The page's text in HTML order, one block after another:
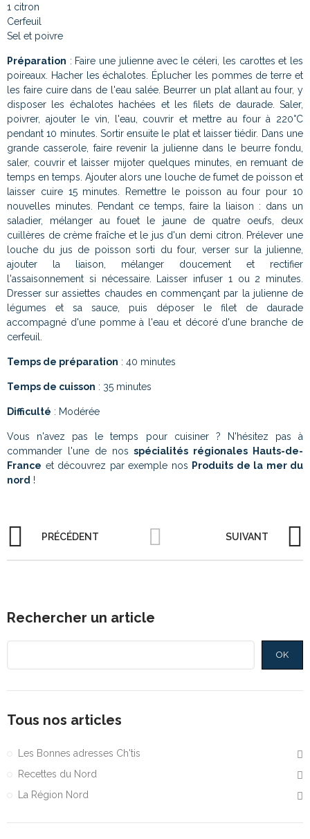
1 citron
Cerfeuil
Sel et poivre
Préparation : Faire une julienne avec le céleri, les carottes et les
poireaux. Hacher les échalotes. Éplucher les pommes de terre et
les faire cuire dans de l'eau salée. Beurrer un plat allant au four, y
disposer les échalotes hachées et les filets de daurade. Saler,
poivrer, ajouter le vin, l'eau, couvrir et mettre au four à 220°C
pendant 10 minutes. Sortir ensuite le plat et laisser tiédir. Dans une
grande casserole, faire revenir la julienne dans le beurre fondu,
saler, couvrir et laisser mijoter quelques minutes, en remuant de
temps en temps. Ajouter alors une louche de fumet de poisson et
laisser cuire 15 minutes. Remettre le poisson au four pour 10
nouvelles minutes. Pendant ce temps, faire la liaison : dans un
saladier, mélanger au fouet le jaune de quatre oeufs, deux
cuillères de crème fraîche et le jus d'un demi citron. Prélever une
louche du jus de poisson sorti du four, verser sur la julienne,
ajouter la liaison, mélanger doucement et rectifier
l'assaisonnement si nécessaire. Laisser infuser 1 ou 2 minutes.
Dresser sur assiettes chaudes en commençant par la julienne de
légumes et sa sauce, puis déposer le filet de daurade
accompagné d'une pomme à l'eau et décoré d'une branche de
cerfeuil.
Temps de préparation : 40 minutes
Temps de cuisson : 35 minutes
Difficulté : Modérée
Vous n'avez pas le temps pour cuisiner ? N'hésitez pas à
commander l'une de nosspécialités régionales Hauts-de-
France et découvrez par exemple nos Produits de la mer du
nord !
PRÉCÉDENT SUIVANT
Rechercher un article
OK
Tous nos articles
Les Bonnes adresses Ch'tis
Recettes du Nord
La Région Nord